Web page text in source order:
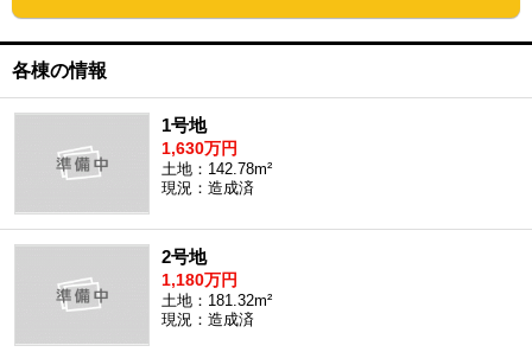
各棟の情報
1号地
1,630万円
土地：142.78m²
現況：造成済
2号地
1,180万円
土地：181.32m²
現況：造成済